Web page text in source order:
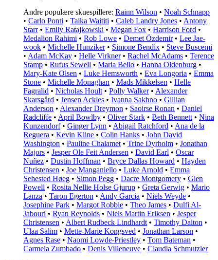
Andre populære skuespillere: Rainn Wilson • Noah Schnapp
• Carlo Ponti • Taika Waititi • Caleb Landry Jones • Antony
Starr• Emily Ratajkowski • Megan Fox • Harrison Ford •
Medalion Rahimi • Rob Lowe • Demet Özdemir• Lee Jae-
wook • Michelle Hunziker• Simone Bendix • Steve Buscemi
• Adam McKay • Helle Virkner• Rachel McAdams • Terence
Stamp • Rufus Sewell • Maria Bello • Hanna Oldenburg •
Mary-Kate Olsen • Luke Hemsworth • Eva Longoria • Emma
Stone • Michelle Monaghan • Mads Mikkelsen • Helle
Fagralid • Nicholas Hoult • Polly Walker• Alexander
Skarsgård • Jensen Ackles • Ivanna Sakhno • Gillian
Anderson • Alexander Dreymon • Saoirse Ronan • Daniel
Radcliffe • April Bowlby • Oliver Stark • Beth Bennett • Nina
Kunzendorf• Ginger Lynn • Abigail Ratchford • Ana de la
Reguera • Kevin Kline • Colin Hanks • John David
Washington • Pauline Chalamet • Trine Dyrholm • Jonathan
Majors • Jesper Ole Feit Andersen • David Earl • Oscar
Nuñez • Dustin Hoffman • Bryce Dallas Howard • Hayden
Christensen • Joe Manganiello • Luke Arnold • Emma
Sehested Høeg • Simon Pegg • Dacre Montgomery • Glen
Powell • Rosita Nellie Holse Gjurup • Greta Gerwig • Mario
Lanza • Taron Egerton • Andy Garcia • Niels Weyde •
Josephine Park • Margot Robbie • Theo James • Dulfi Al-
Jabouri • Ryan Reynolds • Niels Martin Eriksen • Jesper
Christensen • Albert Rudbeck Lindhardt • Timothy Dalton •
Ulaa Salim • Mette-Marie Kongsved • Jonathan Larson •
Agnes Rase • Naomi Lowde-Priestley • Tom Bateman •
Carmela Zumbado • Denis Villeneuve • Claudia Schmutzler